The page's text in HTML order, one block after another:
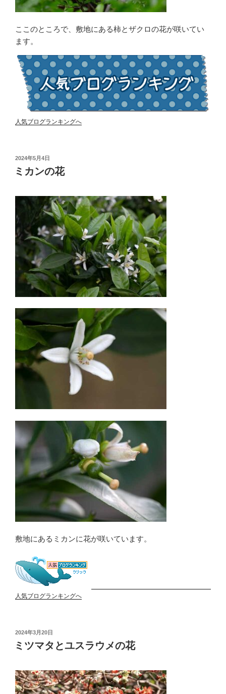
ここのところで、敷地にある柿とザクロの花が咲いてい
ます。
人気ブログランキングへ
投
稿
日:
2024年5月4日
ミカンの花
敷地にあるミカンに花が咲いています。
人気ブログランキングへ
投
稿
日:
2024年3月20日
ミツマタとユスラウメの花